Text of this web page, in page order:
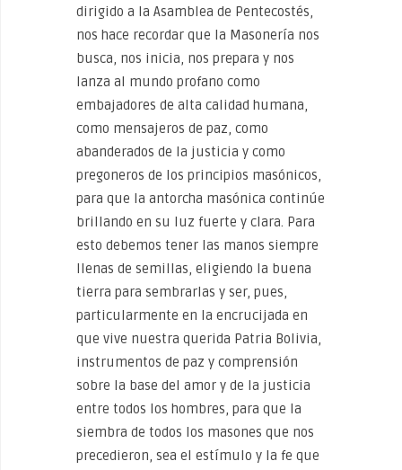
dirigido a la Asamblea de Pentecostés,
nos hace recordar que la Masonería nos
busca, nos inicia, nos prepara y nos
lanza al mundo profano como
embajadores de alta calidad humana,
como mensajeros de paz, como
abanderados de la justicia y como
pregoneros de los principios masónicos,
para que la antorcha masónica continúe
brillando en su luz fuerte y clara. Para
esto debemos tener las manos siempre
llenas de semillas, eligiendo la buena
tierra para sembrarlas y ser, pues,
particularmente en la encrucijada en
que vive nuestra querida Patria Bolivia,
instrumentos de paz y comprensión
sobre la base del amor y de la justicia
entre todos los hombres, para que la
siembra de todos los masones que nos
precedieron, sea el estímulo y la fe que